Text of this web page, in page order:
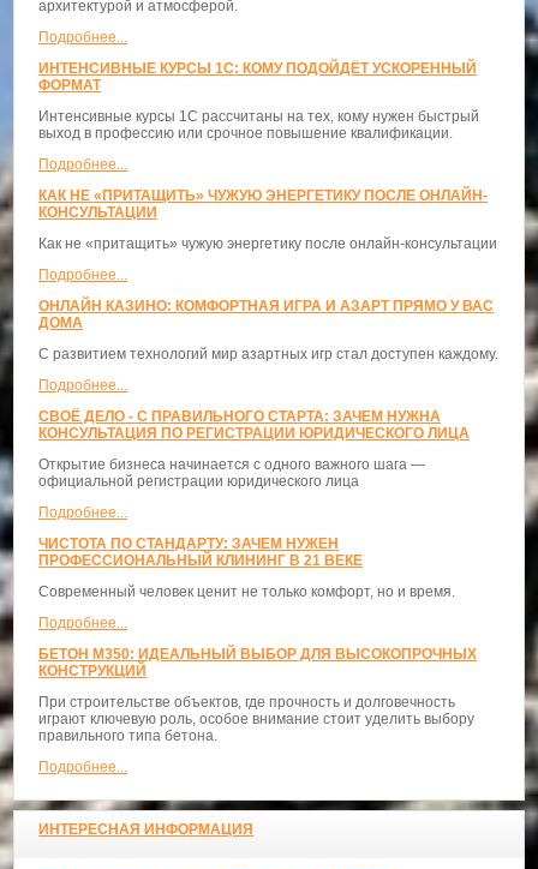
архитектурой и атмосферой.
Подробнее...
ИНТЕНСИВНЫЕ КУРСЫ 1С: КОМУ ПОДОЙДЁТ УСКОРЕННЫЙ
ФОРМАТ
Интенсивные курсы 1С рассчитаны на тех, кому нужен быстрый
выход в профессию или срочное повышение квалификации.
Подробнее...
КАК НЕ «ПРИТАЩИТЬ» ЧУЖУЮ ЭНЕРГЕТИКУ ПОСЛЕ ОНЛАЙН-
КОНСУЛЬТАЦИИ
Как не «притащить» чужую энергетику после онлайн-консультации
Подробнее...
ОНЛАЙН КАЗИНО: КОМФОРТНАЯ ИГРА И АЗАРТ ПРЯМО У ВАС
ДОМА
С развитием технологий мир азартных игр стал доступен каждому.
Подробнее...
СВОЁ ДЕЛО - С ПРАВИЛЬНОГО СТАРТА: ЗАЧЕМ НУЖНА
КОНСУЛЬТАЦИЯ ПО РЕГИСТРАЦИИ ЮРИДИЧЕСКОГО ЛИЦА
Открытие бизнеса начинается с одного важного шага —
официальной регистрации юридического лица
Подробнее...
ЧИСТОТА ПО СТАНДАРТУ: ЗАЧЕМ НУЖЕН
ПРОФЕССИОНАЛЬНЫЙ КЛИНИНГ В 21 ВЕКЕ
Современный человек ценит не только комфорт, но и время.
Подробнее...
БЕТОН М350: ИДЕАЛЬНЫЙ ВЫБОР ДЛЯ ВЫСОКОПРОЧНЫХ
КОНСТРУКЦИЙ
При строительстве объектов, где прочность и долговечность
играют ключевую роль, особое внимание стоит уделить выбору
правильного типа бетона.
Подробнее...
ИНТЕРЕСНАЯ ИНФОРМАЦИЯ